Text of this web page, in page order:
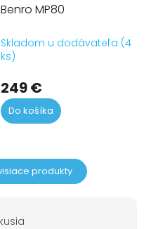
Benro MP80
Skladom u dodávateľa (4
ks)
249 €
Do košíka
produkty